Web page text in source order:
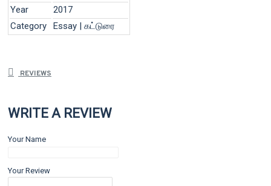
Year
2017
Category
Essay | கட்டுரை
REVIEWS
WRITE A REVIEW
Your Name
Your Review